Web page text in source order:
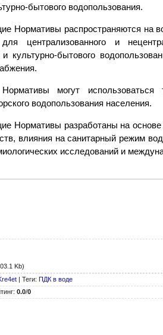
бытового водопользования.
Нормативы распространяются на
централизованного и
и культурно-бытового
могут использоваться
водопользования населения.
Нормативы разработаны на
влияния на санитарный режим
исследований и
Kb)
Теги: ПДК в воде
: 0.0/0